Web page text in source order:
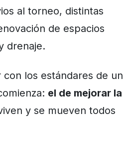
al torneo, distintas
de espacios
drenaje.
los estándares de un
el de mejorar la
y se mueven todos